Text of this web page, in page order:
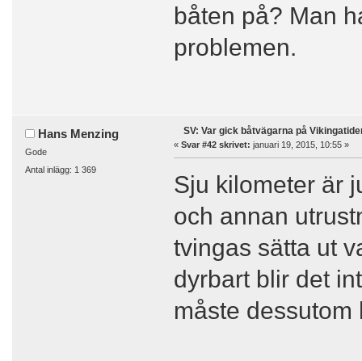
båten på? Man
problemen.
Hans Menzing
Gode
Antal inlägg: 1 369
SV: Var gick båtvägarna på
« Svar #42 skrivet: januari 19, 2015, 10:55 »
Sju kilometer är
och annan
tvingas sätta ut
dyrbart blir det
måste